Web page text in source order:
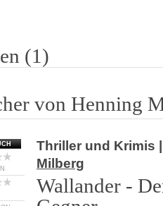
(1)
von Henning
Thriller und Krimis
Milberg
Wallander -